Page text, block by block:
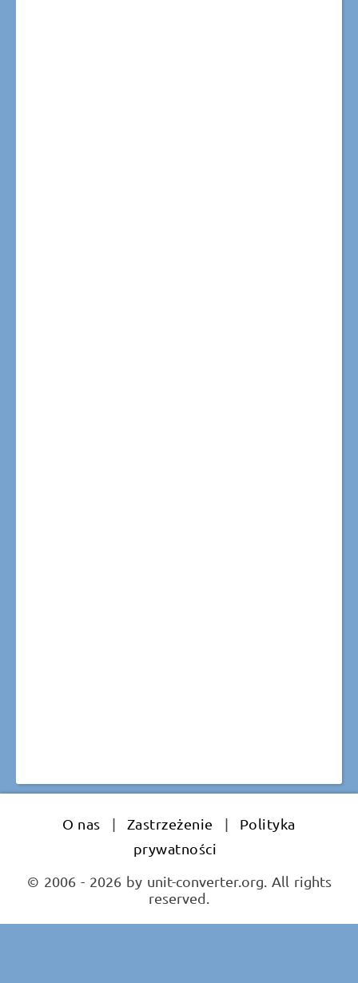
O nas | Zastrzeżenie |
Polityka
prywatności
© 2006 - 2026 by unit-converter.org. All rights
reserved.